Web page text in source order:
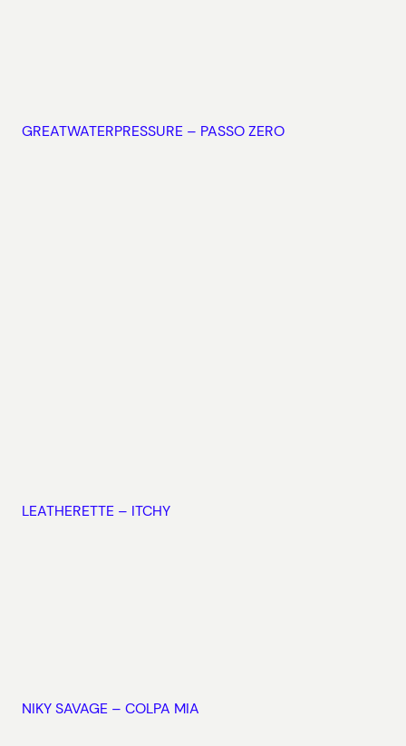
GREATWATERPRESSURE – PASSO ZERO
LEATHERETTE – ITCHY
NIKY SAVAGE – COLPA MIA